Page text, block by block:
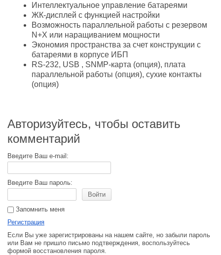
Интеллектуальное управление батареями
ЖК-дисплей с функцией настройки
Возможность параллельной работы с резервом
N+X или наращиванием мощности
Экономия пространства за счет конструкции с
батареями в корпусе ИБП
RS-232, USB , SNMP-карта (опция), плата
параллельной работы (опция), сухие контакты
(опция)
Авторизуйтесь, чтобы оставить
комментарий
Введите Ваш e-mail:
Введите Ваш пароль:
Войти
Запомнить меня
Регистрация
Если Вы уже зарегистрированы на нашем сайте, но забыли пароль
или Вам не пришло письмо подтверждения, воспользуйтесь
формой восстановления пароля.